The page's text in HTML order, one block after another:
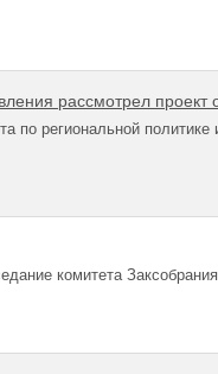
рассмотрел проект
по региональной политике
комитета